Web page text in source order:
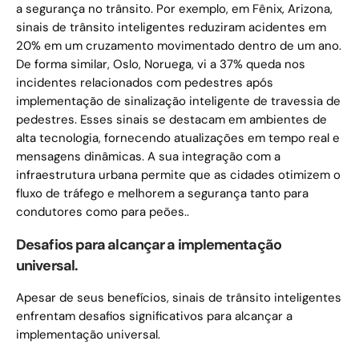
a segurança no trânsito. Por exemplo, em Fênix, Arizona,
sinais de trânsito inteligentes reduziram acidentes em
20% em um cruzamento movimentado dentro de um ano.
De forma similar, Oslo, Noruega, vi a 37% queda nos
incidentes relacionados com pedestres após
implementação de sinalização inteligente de travessia de
pedestres. Esses sinais se destacam em ambientes de
alta tecnologia, fornecendo atualizações em tempo real e
mensagens dinâmicas. A sua integração com a
infraestrutura urbana permite que as cidades otimizem o
fluxo de tráfego e melhorem a segurança tanto para
condutores como para peões..
Desafios para alcançar a implementação
universal.
Apesar de seus benefícios, sinais de trânsito inteligentes
enfrentam desafios significativos para alcançar a
implementação universal.